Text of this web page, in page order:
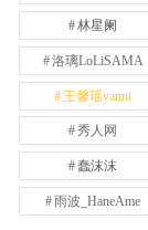
林星阑
洛璃LoLiSAMA
王馨瑶yanni
秀人网
蠢沫沫
雨波_HaneAme